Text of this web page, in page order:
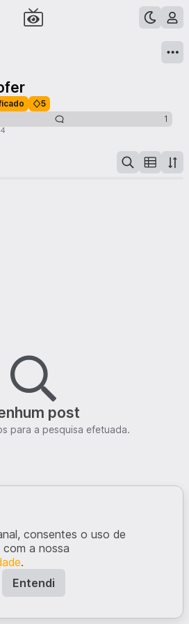
5
1
post
para a pesquisa efetuada.
consentes o uso de
a nossa
.
Entendi